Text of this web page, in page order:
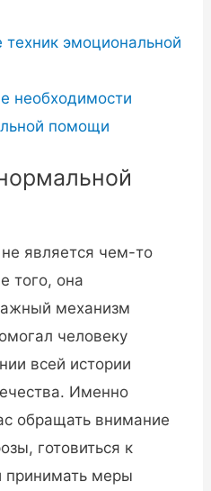
техник эмоциональной
необходимости
помощи
является чем-то
того, она
механизм
человеку
всей истории
Именно
обращать внимание
готовиться к
принимать меры